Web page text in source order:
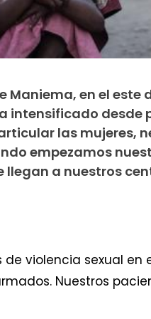
Maniema, en el este
desde
las mujeres,
empezamos
a nuestros
violencia sexual
Nuestros